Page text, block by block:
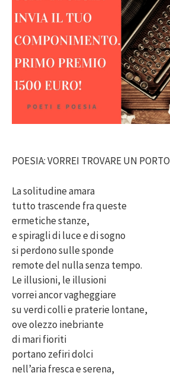
POESIA: VORREI TROVARE UN PORTO
La solitudine amara
tutto trascende fra queste
ermetiche stanze,
e spiragli di luce e di sogno
si perdono sulle sponde
remote del nulla senza tempo.
Le illusioni, le illusioni
vorrei ancor vagheggiare
su verdi colli e praterie lontane,
ove olezzo inebriante
di mari fioriti
portano zefiri dolci
nell’aria fresca e serena,